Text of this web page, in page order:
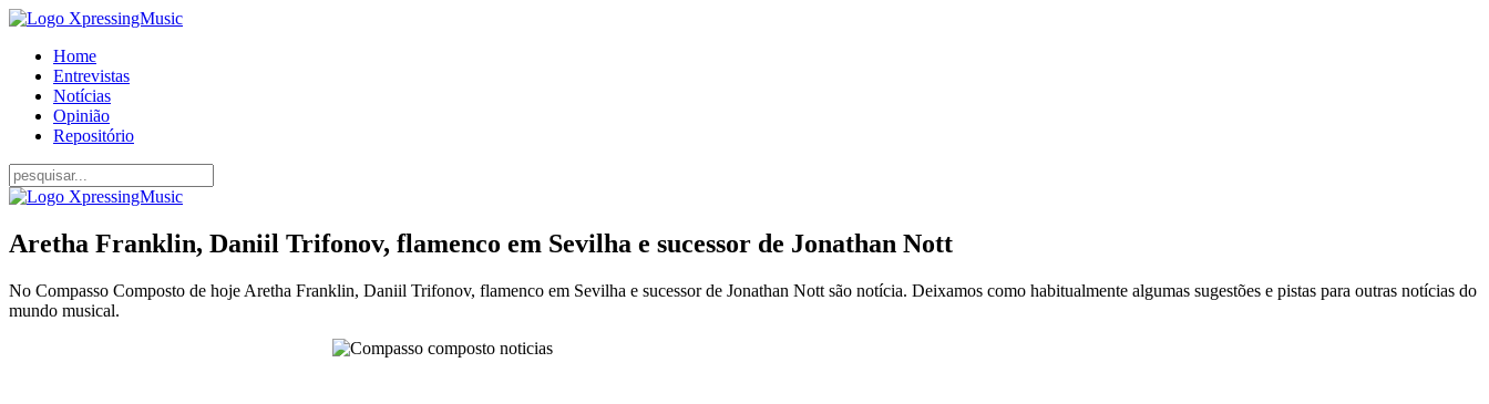
Home
Entrevistas
Notícias
Opinião
Repositório
Aretha Franklin, Daniil Trifonov, flamenco em Sevilha e sucessor de Jonathan Nott
No Compasso Composto de hoje Aretha Franklin, Daniil Trifonov, flamenco em Sevilha e sucessor de Jonathan Nott são notícia. Deixamos como habitualmente algumas sugestões e pistas para outras notícias do
mundo musical.